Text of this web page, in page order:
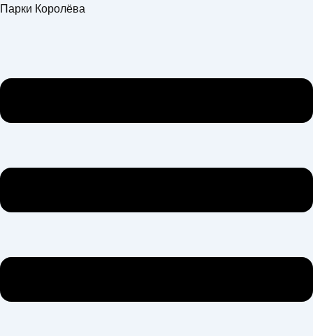
Перейти
Парки Королёва
Меню